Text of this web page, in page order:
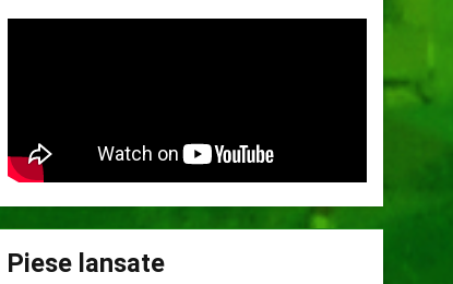
Piese lansate